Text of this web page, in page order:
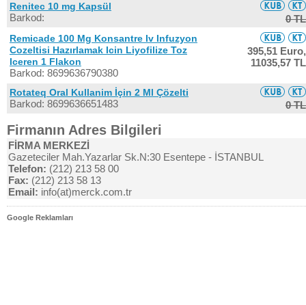
Renitec 10 mg Kapsül
Barkod: 0 TL
Remicade 100 Mg Konsantre Iv Infuzyon
Cozeltisi Hazırlamak Icin Liyofilize Toz
Iceren 1 Flakon
Barkod: 8699636790380
395,51 Euro,
11035,57 TL
Rotateq Oral Kullanim İçin 2 Ml Çözelti
Barkod: 8699636651483 0 TL
Firmanın Adres Bilgileri
FİRMA MERKEZİ
Gazeteciler Mah.Yazarlar Sk.N:30 Esentepe - İSTANBUL
Telefon: (212) 213 58 00
Fax: (212) 213 58 13
Email: info(at)merck.com.tr
Google Reklamları